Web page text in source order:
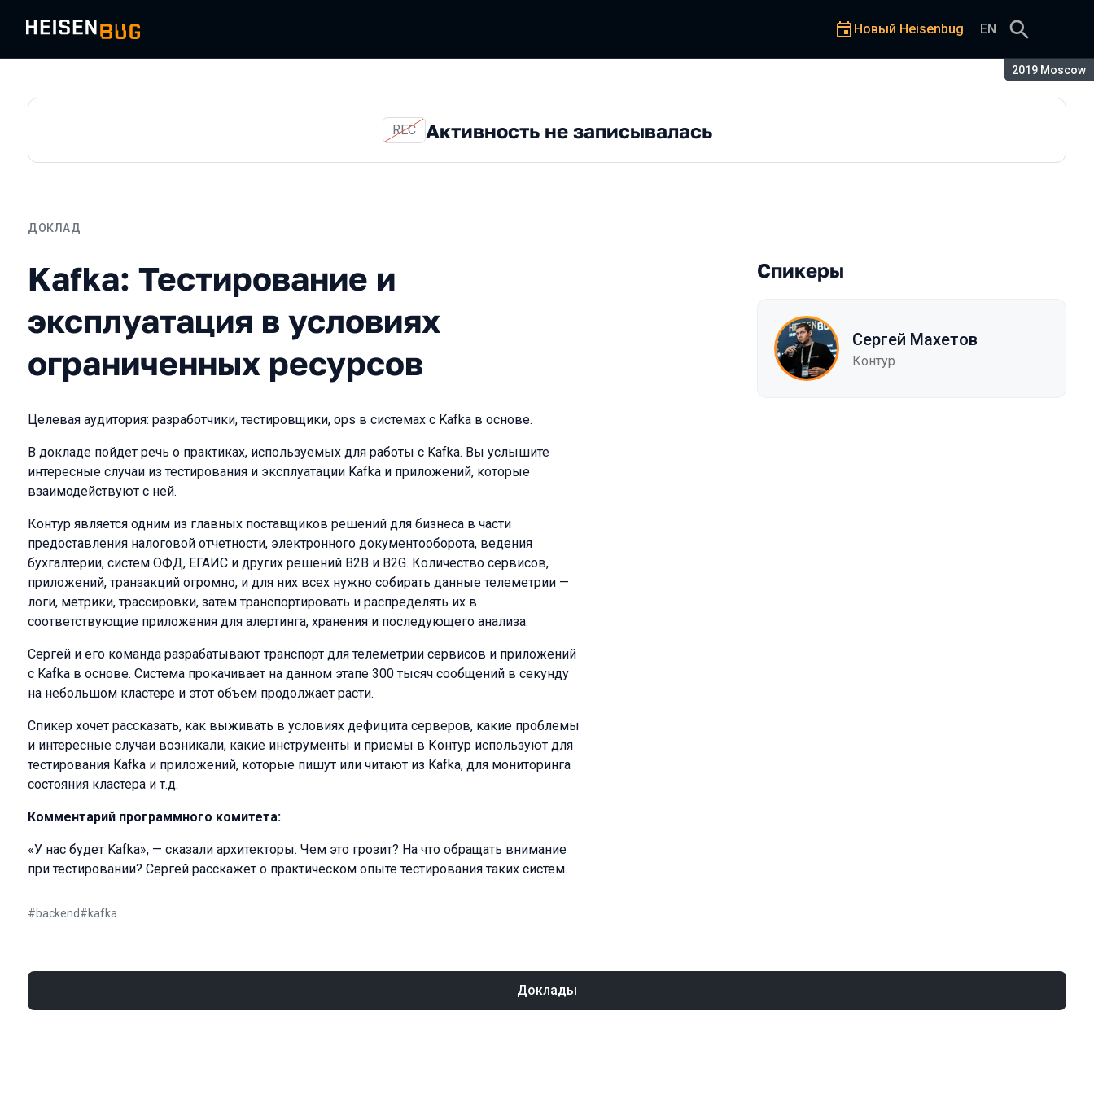
Сезон:
2019 Moscow
Новый Heisenbug EN
REC Активность не записывалась
ДОКЛАД
Kafka: Тестирование и эксплуатация в условиях ограниченных ресурсов
Kafka: Тестирование и
эксплуатация в условиях
ограниченных ресурсов
Целевая аудитория: разработчики, тестировщики, ops в системах с Kafka в основе.
В докладе пойдет речь о практиках, используемых для работы с Kafka. Вы услышите
интересные случаи из тестирования и эксплуатации Kafka и приложений, которые
взаимодействуют с ней.
Контур является одним из главных поставщиков решений для бизнеса в части
предоставления налоговой отчетности, электронного документооборота, ведения
бухгалтерии, систем ОФД, ЕГАИС и других решений B2B и B2G. Количество сервисов,
приложений, транзакций огромно, и для них всех нужно собирать данные телеметрии —
логи, метрики, трассировки, затем транспортировать и распределять их в
соответствующие приложения для алертинга, хранения и последующего анализа.
Сергей и его команда разрабатывают транспорт для телеметрии сервисов и приложений
с Kafka в основе. Система прокачивает на данном этапе 300 тысяч сообщений в секунду
на небольшом кластере и этот объем продолжает расти.
Спикер хочет рассказать, как выживать в условиях дефицита серверов, какие проблемы
и интересные случаи возникали, какие инструменты и приемы в Контур используют для
тестирования Kafka и приложений, которые пишут или читают из Kafka, для мониторинга
состояния кластера и т.д.
Комментарий программного комитета:
«У нас будет Kafka», — сказали архитекторы. Чем это грозит? На что обращать внимание
при тестировании? Сергей расскажет о практическом опыте тестирования таких систем.
#backend#kafka
Спикеры
Сергей Махетов
Контур
Доклады